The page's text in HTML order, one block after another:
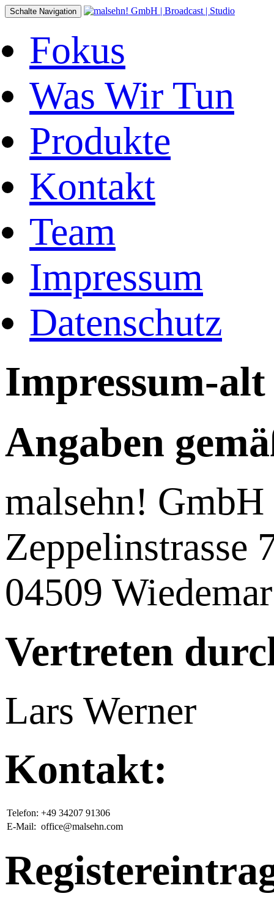
Schalte Navigation
Fokus
Was Wir Tun
Produkte
Kontakt
Team
Impressum
Datenschutz
Impressum-alt
Angaben
malsehn! GmbH
Zeppelinstrasse
04509 Wiedemar
Vertreten
Lars Werner
Kontakt:
Telefon: +49 34207 91306
E-Mail: office@malsehn.com